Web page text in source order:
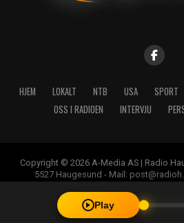
HJEM LOKALT NTB USA SPORT
OSS I RADIOEN
INTERVJU
Copyright © 2026 A-Media AS | Radio
5527 Haugesund - Mail:
Play